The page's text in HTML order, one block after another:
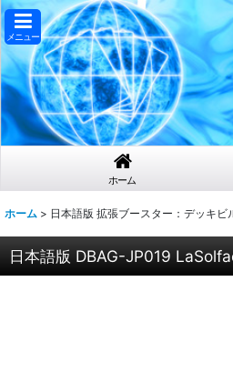
メニュー
ホーム
ホーム > 日本語版 拡張ブースター：デッキビ
日本語版 DBAG-JP019